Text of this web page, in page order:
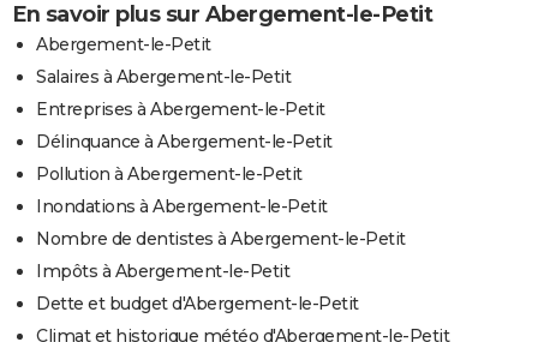
En savoir plus sur Abergement-le-Petit
Abergement-le-Petit
Salaires à Abergement-le-Petit
Entreprises à Abergement-le-Petit
Délinquance à Abergement-le-Petit
Pollution à Abergement-le-Petit
Inondations à Abergement-le-Petit
Nombre de dentistes à Abergement-le-Petit
Impôts à Abergement-le-Petit
Dette et budget d'Abergement-le-Petit
Climat et historique météo d'Abergement-le-Petit